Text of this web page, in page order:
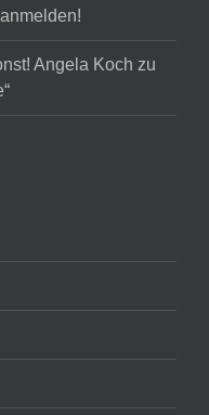
Angela Koch zu